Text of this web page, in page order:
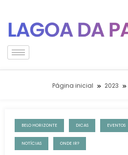
Página inicial 2023
17 de janeiro de 2023
BELO HORIZONTE DICAS EVENTOS
NOTÍCIAS ONDE IR?